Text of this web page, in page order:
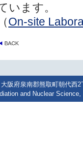
います。
（On-site
阪府泉南郡熊取町朝代西
and Nuclear